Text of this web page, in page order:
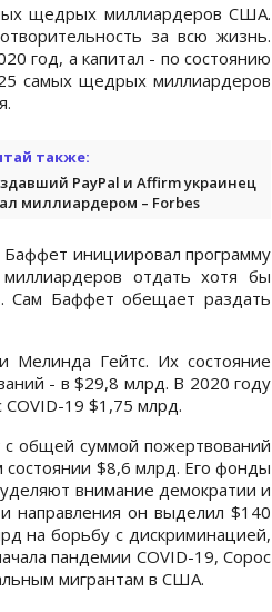
щедрых миллиардеров США.
за всю жизнь.
год, а капитал - по состоянию
самых щедрых миллиардеров
также:
PayPal и Affirm украинец
миллиардером – Forbes
инициировал программу
отдать хотя бы
Сам Баффет обещает раздать
Мелинда Гейтс. Их состояние
- в $29,8 млрд. В 2020 году
COVID-19 $1,75 млрд.
с общей суммой пожертвований
$8,6 млрд. Его фонды
внимание демократии и
направления он выделил $140
на борьбу с дискриминацией,
пандемии COVID-19, Сорос
мигрантам в США.